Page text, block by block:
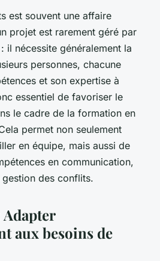
est souvent une affaire
projet est rarement géré par
il nécessite généralement la
personnes, chacune
et son expertise à
essentiel de favoriser le
le cadre de la formation en
permet non seulement
en équipe, mais aussi de
en communication,
des conflits.
Adapter
aux besoins de